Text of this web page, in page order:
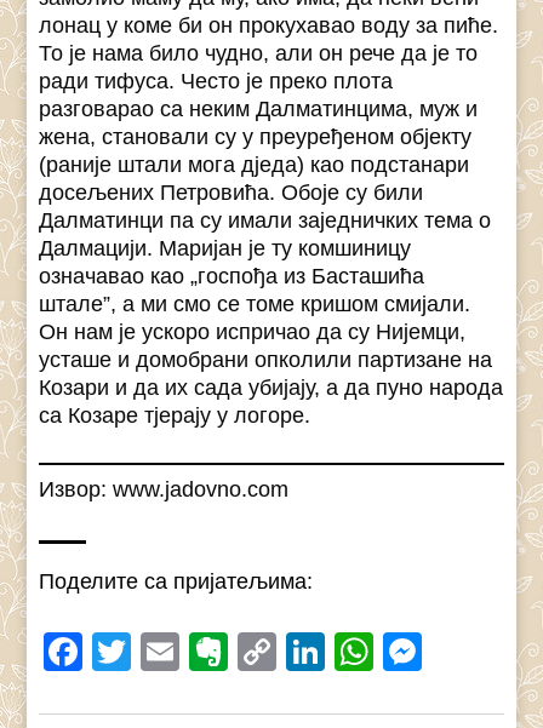
лонац у коме би он прокухавао воду за пиће.
То је нама било чудно, али он рече да је то
ради тифуса. Често је преко плота
разговарао са неким Далматинцима, муж и
жена, становали су у преуређеном објекту
(раније штали мога дједа) као подстанари
досељених Петровића. Обоје су били
Далматинци па су имали заједничких тема о
Далмацији. Маријан је ту комшиницу
означавао као „госпођа из Басташића
штале”, а ми смо се томе кришом смијали.
Он нам је ускоро испричао да су Нијемци,
усташе и домобрани опколили партизане на
Козари и да их сада убијају, а да пуно народа
са Козаре тјерају у логоре.
Извор: www.jadovno.com
Поделите са пријатељима:
Facebook
Twitter
EmailEvernote
CopyLinkedIn